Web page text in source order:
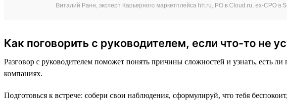
Виталий Ранн, эксперт Карьерного маркетплейса hh.ru, PO в Cloud.ru, ex-CPO в
Как поговорить с руководителем, если что-то не
Разговор с руководителем поможет понять причины сложностей и узнать, есть
компаниях.
Подготовься к встрече: собери свои наблюдения, сформулируй, что тебя